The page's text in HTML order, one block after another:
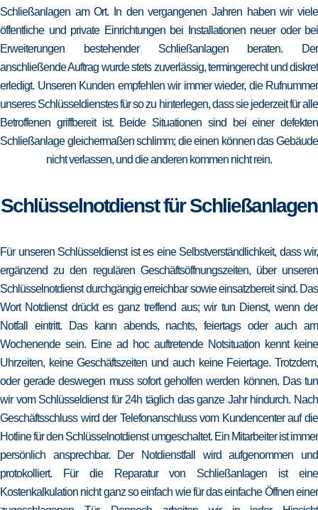
Schließanlagen am Ort. In den vergangenen Jahren haben wir viele
öffentliche und private Einrichtungen bei Installationen neuer oder bei
Erweiterungen bestehender Schließanlagen beraten. Der
anschließende Auftrag wurde stets zuverlässig, termingerecht und diskret
erledigt. Unseren Kunden empfehlen wir immer wieder, die Rufnummer
unseres Schlüsseldienstes für so zu hinterlegen, dass sie jederzeit für alle
Betroffenen griffbereit ist. Beide Situationen sind bei einer defekten
Schließanlage gleichermaßen schlimm; die einen können das Gebäude
nicht verlassen, und die anderen kommen nicht rein.
Schlüsselnotdienst für Schließanlagen
Für unseren Schlüsseldienst ist es eine Selbstverständlichkeit, dass wir,
ergänzend zu den regulären Geschäftsöffnungszeiten, über unseren
Schlüsselnotdienst durchgängig erreichbar sowie einsatzbereit sind. Das
Wort Notdienst drückt es ganz treffend aus; wir tun Dienst, wenn der
Notfall eintritt. Das kann abends, nachts, feiertags oder auch am
Wochenende sein. Eine ad hoc auftretende Notsituation kennt keine
Uhrzeiten, keine Geschäftszeiten und auch keine Feiertage. Trotzdem,
oder gerade deswegen muss sofort geholfen werden können. Das tun
wir vom Schlüsseldienst für 24h täglich das ganze Jahr hindurch. Nach
Geschäftsschluss wird der Telefonanschluss vom Kundencenter auf die
Hotline für den Schlüsselnotdienst umgeschaltet. Ein Mitarbeiter ist immer
persönlich ansprechbar. Der Notdienstfall wird aufgenommen und
protokolliert. Für die Reparatur von Schließanlagen ist eine
Kostenkalkulation nicht ganz so einfach wie für das einfache Öffnen einer